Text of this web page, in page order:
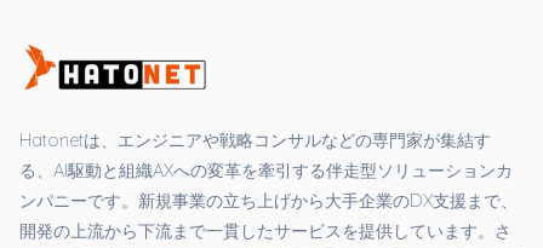
起こす可能性があります。
Hatonetは、エンジニアや戦略コンサルなどの専門家が集結す
る、AI駆動と組織AXへの変革を牽引する伴走型ソリューションカ
ンパニーです。新規事業の立ち上げから大手企業のDX支援まで、
開発の上流から下流まで一貫したサービスを提供しています。さ